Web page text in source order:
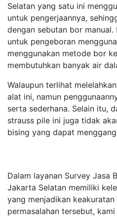
Selatan yang satu ini
untuk pengerjaannya,
dengan sebutan bor
untuk pengeboran
menggunakan metode bor
membutuhkan banyak air
Walaupun terlihat
alat ini, namun
serta sederhana. Selain itu,
strauss pile ini juga tidak
bising yang dapat
Dalam layanan Survey Jasa
Jakarta Selatan memiliki
yang menjadikan
permasalahan tersebut,